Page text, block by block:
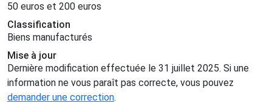
50 euros et 200 euros
Classification
Biens manufacturés
Mise à jour
Dernière modification effectuée le 31 juillet 2025. Si une
information ne vous paraît pas correcte, vous pouvez
demander une correction.